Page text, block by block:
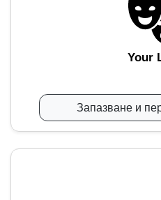
Your
Запазване и